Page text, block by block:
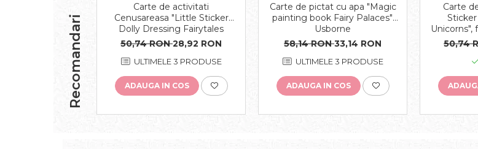
Recomandari
Carte de activitati
Cenusareasa "Little Sticker
Dolly Dressing Fairytales
Cinderella", 200 stickers,
Usborne
50,74 RON28,92 RON
ULTIMELE 3 PRODUSE
ADAUGA IN COS
Carte de pictat cu apa "Magic
painting book Fairy Palaces",
Usborne
58,14 RON33,14 RON
ULTIMELE 3 PRODUSE
ADAUGA IN COS
Carte
Unicorns",
50,74